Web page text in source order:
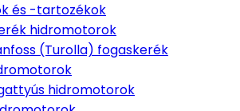
és -tartozékok
hidromotorok
(Turolla) fogaskerék
hidromotorok